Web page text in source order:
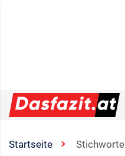
Startseite Stichworte